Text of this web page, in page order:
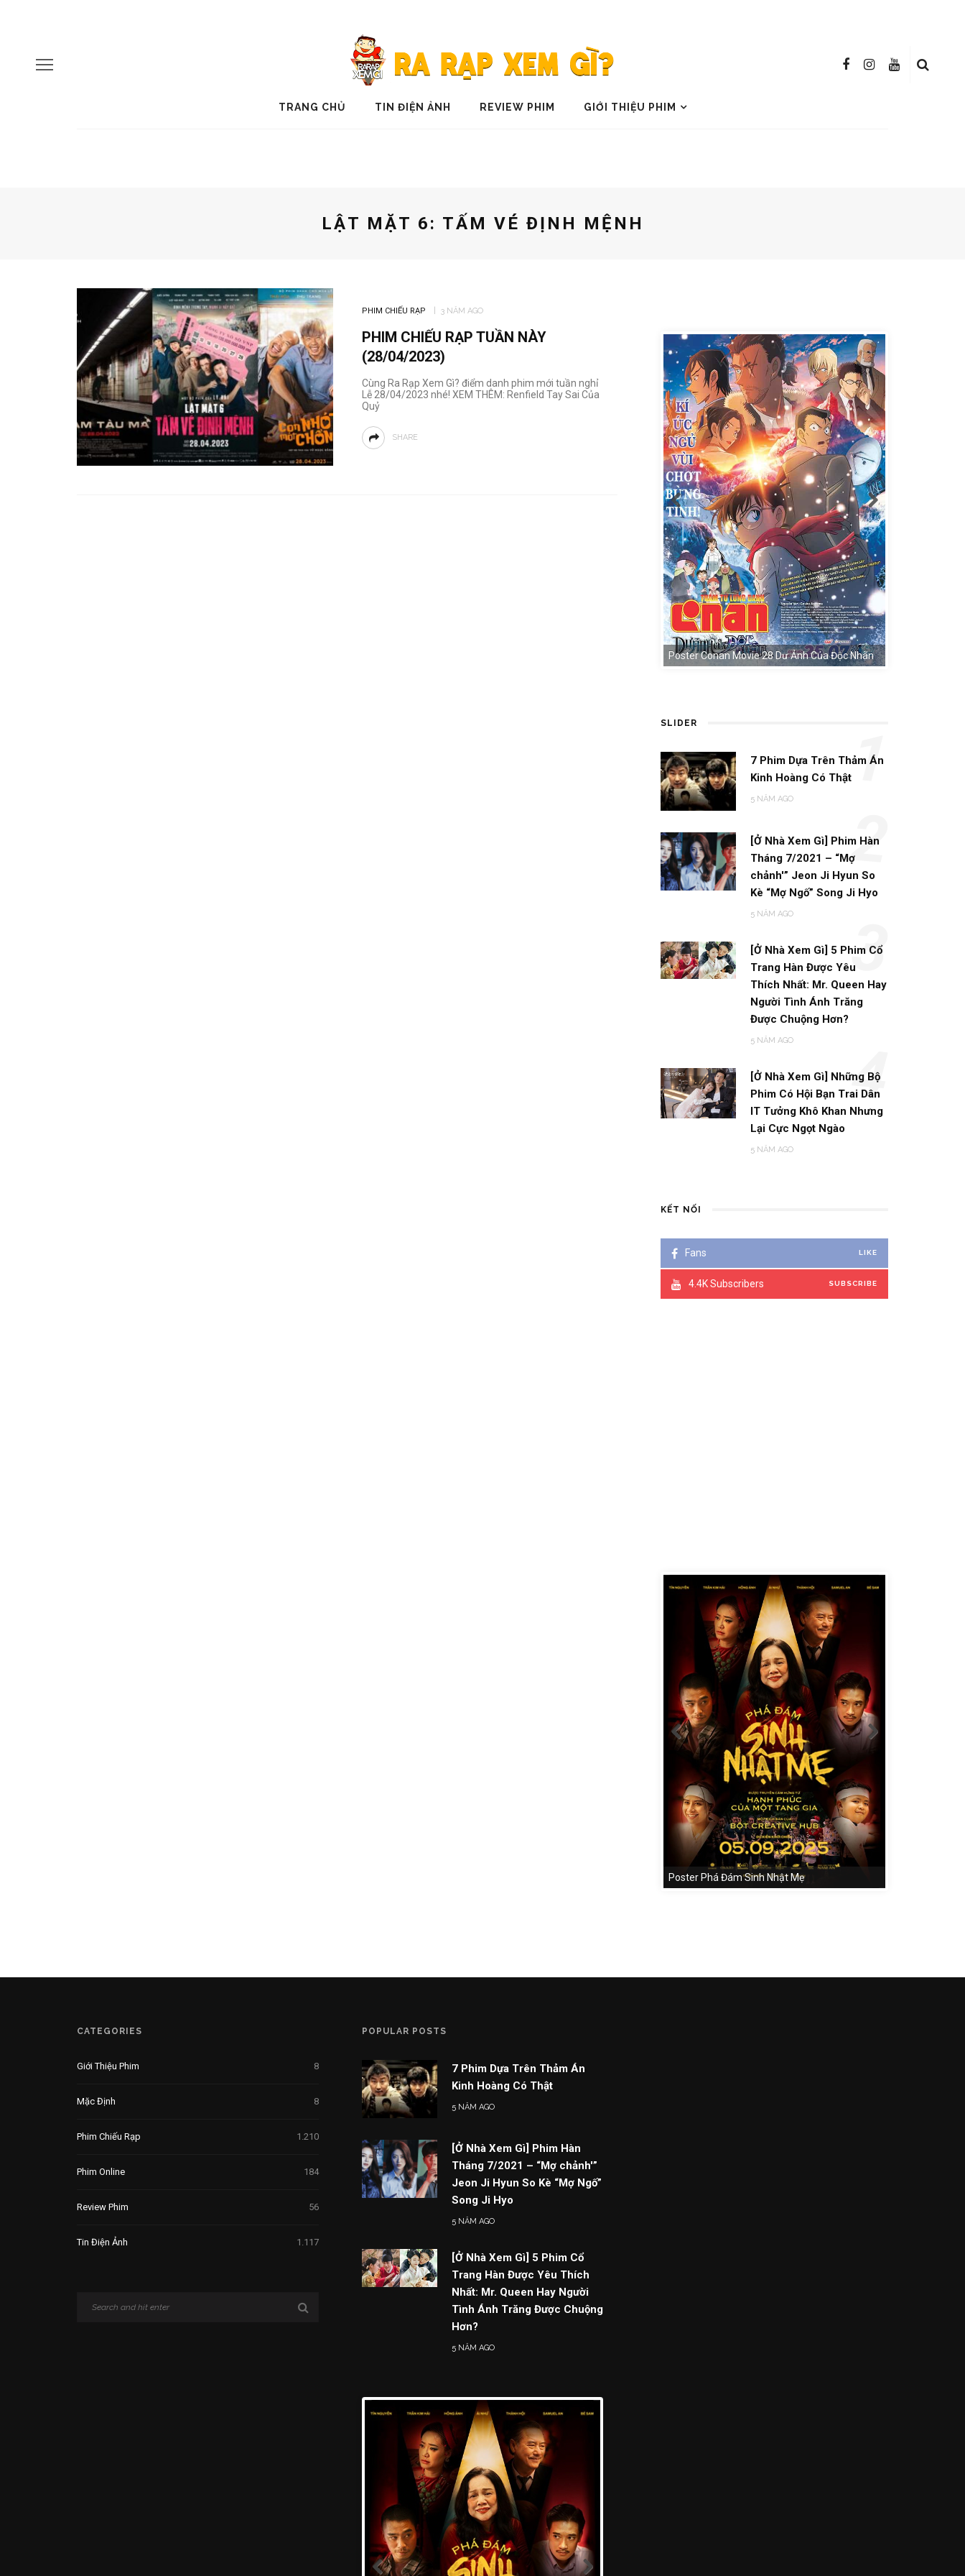
TRANG CHỦ TIN ĐIỆN ẢNH REVIEW PHIM GIỚI THIỆU PHIM
LẬT MẶT 6: TẤM VÉ ĐỊNH MỆNH
PHIM CHIẾU RẠP 3 NĂM AGO
PHIM CHIẾU RẠP TUẦN NÀY
(28/04/2023)
Cùng Ra Rạp Xem Gì? điểm danh phim mới tuần nghỉ
Lễ 28/04/2023 nhé! XEM THÊM: Renfield Tay Sai Của
Quỷ
SHARE
Poster Conan Movie 28 Dư Ảnh Của Độc Nhãn
SLIDER
7 Phim Dựa Trên Thảm Án
Kinh Hoàng Có Thật
5 NĂM AGO
1
[Ở Nhà Xem Gì] Phim Hàn
Tháng 7/2021 – “Mợ
chảnh'” Jeon Ji Hyun So
Kè “Mợ Ngố” Song Ji Hyo
5 NĂM AGO
2
[Ở Nhà Xem Gì] 5 Phim Cổ
Trang Hàn Được Yêu
Thích Nhất: Mr. Queen Hay
Người Tình Ánh Trăng
Được Chuộng Hơn?
5 NĂM AGO
3
[Ở Nhà Xem Gì] Những Bộ
Phim Có Hội Bạn Trai Dân
IT Tưởng Khô Khan Nhưng
Lại Cực Ngọt Ngào
5 NĂM AGO
4
KẾT NỐI
Fans LIKE
4.4K Subscribers SUBSCRIBE
Poster Phá Đám Sinh Nhật Mẹ
CATEGORIES
Giới Thiệu Phim 8
Mặc Định 8
Phim Chiếu Rạp 1.210
Phim Online 184
Review Phim 56
Tin Điện Ảnh 1.117
POPULAR POSTS
7 Phim Dựa Trên Thảm Án
Kinh Hoàng Có Thật
5 NĂM AGO
[Ở Nhà Xem Gì] Phim Hàn
Tháng 7/2021 – “Mợ chảnh'”
Jeon Ji Hyun So Kè “Mợ Ngố”
Song Ji Hyo
5 NĂM AGO
[Ở Nhà Xem Gì] 5 Phim Cổ
Trang Hàn Được Yêu Thích
Nhất: Mr. Queen Hay Người
Tình Ánh Trăng Được Chuộng
Hơn?
5 NĂM AGO